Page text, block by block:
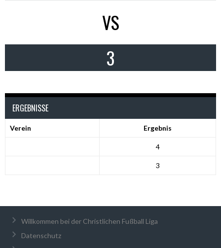
VS
3
ERGEBNISSE
Verein Ergebnis
4
3
Willkommen bei der Christlichen Fußball Liga
Datenschutz